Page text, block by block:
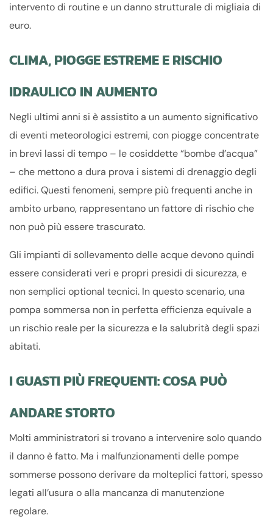
intervento di routine e un danno strutturale di migliaia di
euro.
CLIMA, PIOGGE ESTREME E RISCHIO
IDRAULICO IN AUMENTO
Negli ultimi anni si è assistito a un aumento significativo
di eventi meteorologici estremi, con piogge concentrate
in brevi lassi di tempo – le cosiddette “bombe d’acqua”
– che mettono a dura prova i sistemi di drenaggio degli
edifici. Questi fenomeni, sempre più frequenti anche in
ambito urbano, rappresentano un fattore di rischio che
non può più essere trascurato.
Gli impianti di sollevamento delle acque devono quindi
essere considerati veri e propri presidi di sicurezza, e
non semplici optional tecnici. In questo scenario, una
pompa sommersa non in perfetta efficienza equivale a
un rischio reale per la sicurezza e la salubrità degli spazi
abitati.
I GUASTI PIÙ FREQUENTI: COSA PUÒ
ANDARE STORTO
Molti amministratori si trovano a intervenire solo quando
il danno è fatto. Ma i malfunzionamenti delle pompe
sommerse possono derivare da molteplici fattori, spesso
legati all’usura o alla mancanza di manutenzione
regolare.